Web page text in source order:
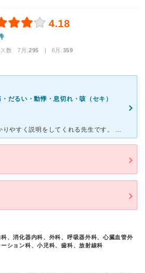
4.18
ス数 7月:295 | 6月:359
・だるい・動悸・息切れ・咳（セキ）
丁寧に診察と細かく分かりやすく説明をしてくれる先生です。 なので待ち時間は、かなり長いです。 得に院長先生が混みます。 ですが、しっかりと検査もしてくれるし、お薬の説明も きちんとしてくれます
、消化器内科、外科、呼吸器外科、心臓血管外
ション科、小児科、歯科、放射線科